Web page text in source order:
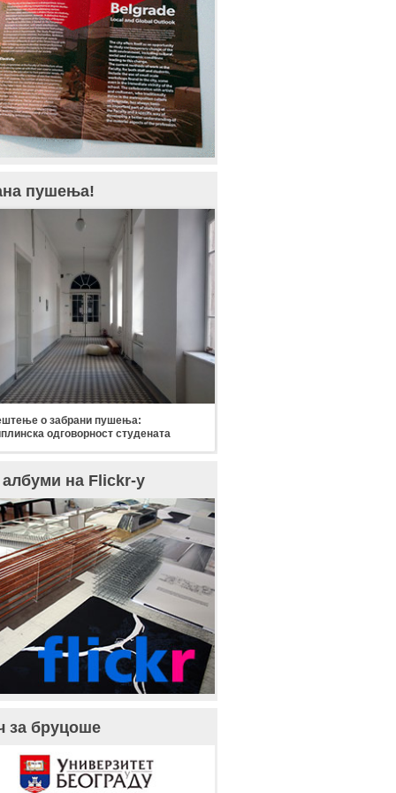
пушења!
о забрани пушења:
одговорност студената
на Flickr-у
за бруцоше